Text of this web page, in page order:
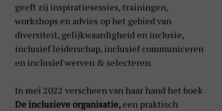
geeft zij inspiratiesessies, trainingen,
workshops en advies op het gebied van
diversiteit, gelijkwaardigheid en inclusie,
inclusief leiderschap, inclusief communiceren
en inclusief werven & selecteren.
In mei 2022 verscheen van haar hand het boek
De inclusieve organisatie,een praktisch